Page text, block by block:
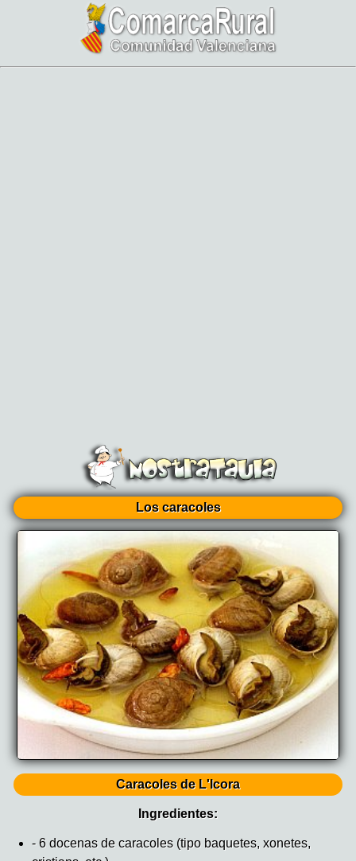
Los caracoles
Caracoles de L'lcora
Ingredientes:
- 6 docenas de caracoles (tipo baquetes, xonetes,